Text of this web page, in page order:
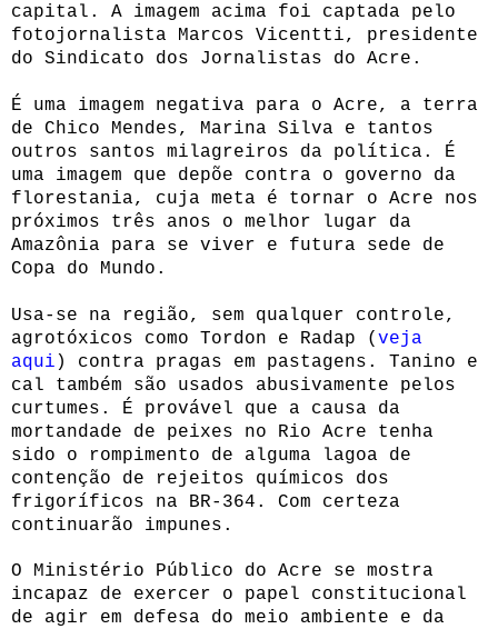
capital.
A imagem acima foi captada pelo
fotojornalista Marcos Vicentti, presidente
do Sindicato dos Jornalistas do Acre.
É uma imagem negativa para o Acre, a terra
de Chico Mendes, Marina Silva e tantos
outros santos milagreiros da política. É
uma imagem que depõe contra o governo da
florestania, cuja meta é tornar o Acre nos
próximos três anos o melhor lugar da
Amazônia para se viver e futura sede de
Copa do Mundo.
Usa-se na região, sem qualquer controle,
agrotóxicos como Tordon e Radap ( veja
aqui ) contra pragas em pastagens. Tanino e
cal também são usados abusivamente pelos
curtumes. É provável que a causa da
mortandade de peixes no Rio Acre tenha
sido o rompimento de alguma lagoa de
contenção de rejeitos químicos dos
frigoríficos na BR-364. Com certeza
continuarão impunes.
O Ministério Público do Acre se mostra
incapaz de exercer o papel constitucional
de agir em defesa do meio ambiente e da